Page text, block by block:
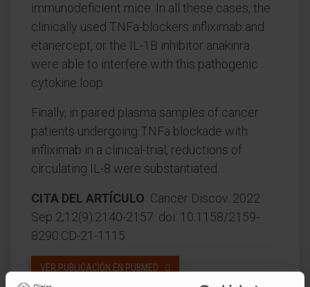
immunodeficient mice. In all these cases, the
clinically used TNFa-blockers infliximab and
etanercept, or the IL-1B inhibitor anakinra
were able to interfere with this pathogenic
cytokine loop.
Finally, in paired plasma samples of cancer
patients undergoing TNFa blockade with
infliximab in a clinical-trial, reductions of
circulating IL-8 were substantiated.
CITA DEL ARTÍCULO Cancer Discov. 2022
Sep 2;12(9):2140-2157. doi: 10.1158/2159-
8290.CD-21-1115
VER PUBLICACIÓN EN PUBMED